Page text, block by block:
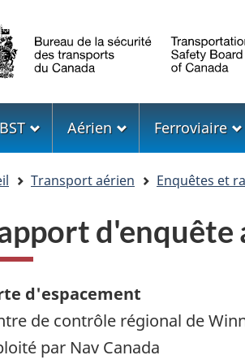
Aérien Ferroviaire
Transport aérien Enquêtes et
d'espacement
de contrôle régional de
par Nav Canada